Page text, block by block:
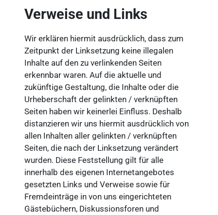
Verweise und Links
Wir erklären hiermit ausdrücklich, dass zum
Zeitpunkt der Linksetzung keine illegalen
Inhalte auf den zu verlinkenden Seiten
erkennbar waren. Auf die aktuelle und
zukünftige Gestaltung, die Inhalte oder die
Urheberschaft der gelinkten / verknüpften
Seiten haben wir keinerlei Einfluss. Deshalb
distanzieren wir uns hiermit ausdrücklich von
allen Inhalten aller gelinkten / verknüpften
Seiten, die nach der Linksetzung verändert
wurden. Diese Feststellung gilt für alle
innerhalb des eigenen Internetangebotes
gesetzten Links und Verweise sowie für
Fremdeinträge in von uns eingerichteten
Gästebüchern, Diskussionsforen und